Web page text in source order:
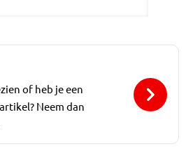
of heb je een
Neem dan